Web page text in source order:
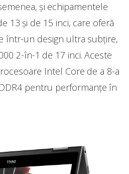
şi echipamentele
13 şi de 15 inci, care oferă
într-un design ultra subţire,
2-în-1 de 17 inci. Aceste
Intel Core de a 8-a
pentru performanţe în